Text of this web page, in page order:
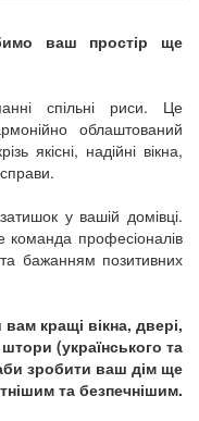
ваш простір ще
спільні риси. Це
облаштований
якісні, надійні вікна,
у вашій домівці.
команда професіоналів
бажанням позитивних
кращі вікна, двері,
(українського та
зробити ваш дім ще
та безпечнішим.